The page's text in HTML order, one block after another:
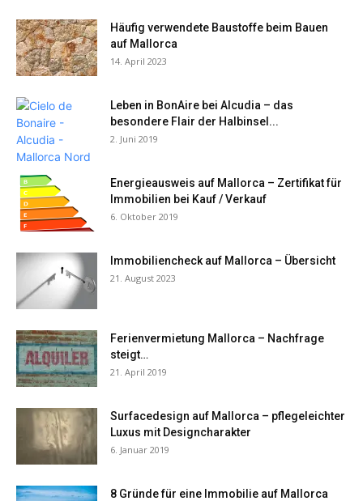
Häufig verwendete Baustoffe beim Bauen
auf Mallorca
14. April 2023
Leben in BonAire bei Alcudia – das
besondere Flair der Halbinsel...
2. Juni 2019
Energieausweis auf Mallorca – Zertifikat für
Immobilien bei Kauf / Verkauf
6. Oktober 2019
Immobiliencheck auf Mallorca – Übersicht
21. August 2023
Ferienvermietung Mallorca – Nachfrage
steigt…
21. April 2019
Surfacedesign auf Mallorca – pflegeleichter
Luxus mit Designcharakter
6. Januar 2019
8 Gründe für eine Immobilie auf Mallorca